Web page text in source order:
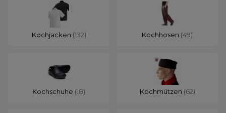
Kochjacken (132) Kochhosen (49)
Kochschuhe (18) Kochmützen (62)